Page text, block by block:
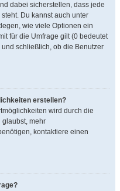
dabei sicherstellen, dass jede
Du kannst auch unter
wie viele Optionen ein
für die Umfrage gilt (0 bedeutet
schließlich, ob die Benutzer
erstellen?
wird durch die
glaubst, mehr
kontaktiere einen